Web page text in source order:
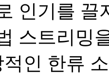
인기를 끌
스트리밍
인 한류